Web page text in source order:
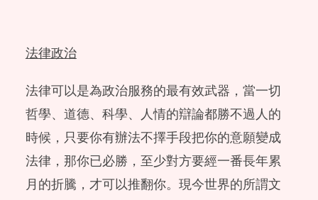
法律政治
法律可以是為政治服務的最有效武器，當一切
哲學、道德、科學、人情的辯論都勝不過人的
時候，只要你有辦法不擇手段把你的意願變成
法律，那你已必勝，至少對方要經一番長年累
月的折騰，才可以推翻你。現今世界的所謂文